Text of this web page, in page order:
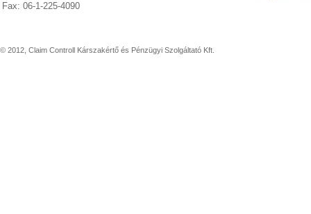
Fax: 06-1-225-4090
© 2012, Claim Controll Kárszakértő és Pénzügyi Szolgáltató Kft.